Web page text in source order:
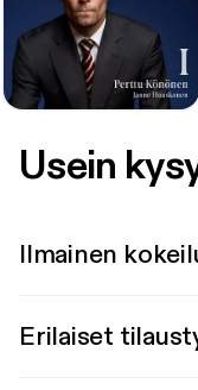
Usein
Ilmainen
Erilaiset